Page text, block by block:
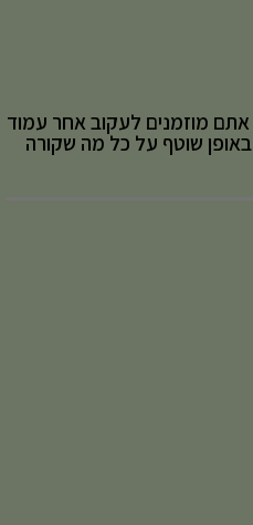
מוזמנים לעקוב אחר עמוד
באופן שוטף על כל מה שקורה